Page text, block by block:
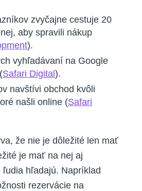
zvyčajne cestuje 20
aby spravili nákup
).
vyhľadávaní na Google
Safari Digital ).
navštívi obchod kvôli
našli online (Safari
že nie je dôležité len mať
je mať na nej aj
ľudia hľadajú. Napríklad
rezervácie na